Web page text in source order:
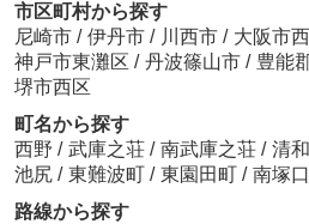
市区町村から探す
尼崎市 / 伊丹市 / 川西市 / 大阪市
神戸市東灘区 / 丹波篠山市 / 豊能
堺市西区
町名から探す
西野 / 武庫之荘 / 南武庫之荘 / 清
池尻 / 東難波町 / 東園田町 / 南塚
路線から探す